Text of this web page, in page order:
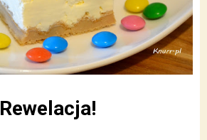
Rewelacja!